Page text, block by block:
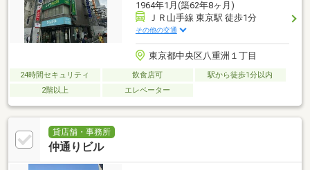
1964年1月(築62年8ヶ月)
ＪＲ山手線 東京駅 徒歩1分
その他の交通
東京都中央区八重洲１丁目
24時間セキュリティ 飲食店可
駅から徒歩1分以内
2階以上
エレベーター
貸店舗・事務所
仲通りビル